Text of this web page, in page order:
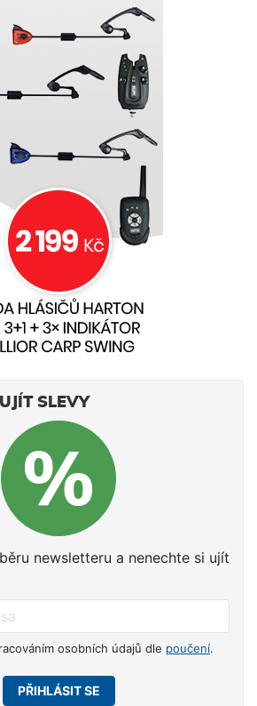
SLEVY
newsletteru a nenechte si ujít
osobních údajů dle poučení.
PŘIHLÁSIT SE